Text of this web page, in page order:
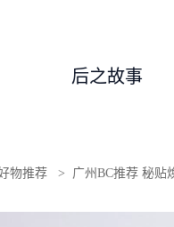
后之故事
物推荐 > 广州BC推荐 秘贴